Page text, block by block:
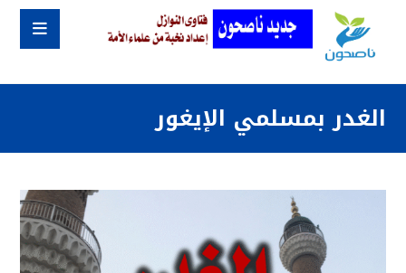
الغدر بمسلمي الإيغور